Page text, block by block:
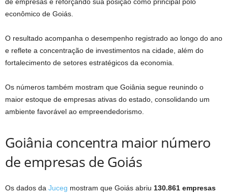
econômico de Goiás.
O resultado acompanha o desempenho registrado ao longo do ano
e reflete a concentração de investimentos na cidade, além do
fortalecimento de setores estratégicos da economia.
Os números também mostram que Goiânia segue reunindo o
maior estoque de empresas ativas do estado, consolidando um
ambiente favorável ao empreendedorismo.
Goiânia concentra maior número
de empresas de Goiás
Os dados da Juceg mostram que Goiás abriu 130.861 empresas